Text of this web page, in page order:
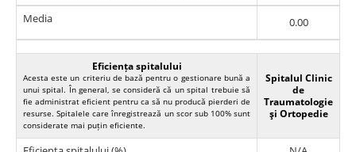
Media
0.00
Eficiența spitalului
Acesta este un criteriu de bază pentru o gestionare bună a
unui spital. În general, se consideră că un spital trebuie să
fie administrat eficient pentru ca să nu producă pierderi de
resurse. Spitalele care înregistrează un scor sub 100% sunt
considerate mai puțin eficiente.
Spitalul Clinic
de
Traumatologie
şi Ortopedie